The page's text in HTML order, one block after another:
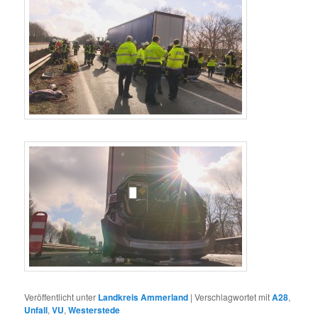
Veröffentlicht unter Landkreis Ammerland |Verschlagwortet mitA28,
Unfall,VU,Westerstede